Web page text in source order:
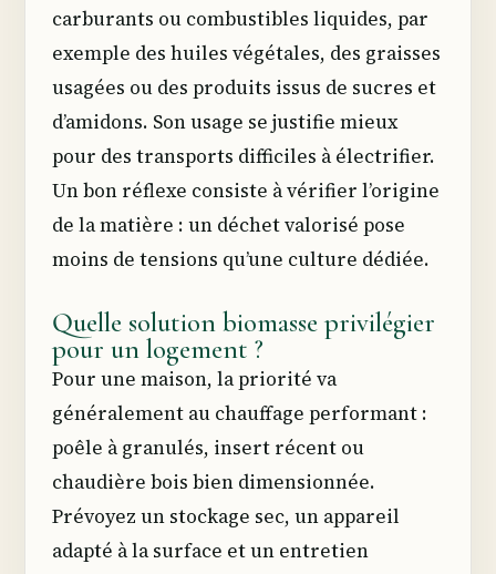
carburants ou combustibles liquides, par
exemple des huiles végétales, des graisses
usagées ou des produits issus de sucres et
d’amidons. Son usage se justifie mieux
pour des transports difficiles à électrifier.
Un bon réflexe consiste à vérifier l’origine
de la matière : un déchet valorisé pose
moins de tensions qu’une culture dédiée.
Quelle solution biomasse privilégier
pour un logement ?
Pour une maison, la priorité va
généralement au chauffage performant :
poêle à granulés, insert récent ou
chaudière bois bien dimensionnée.
Prévoyez un stockage sec, un appareil
adapté à la surface et un entretien